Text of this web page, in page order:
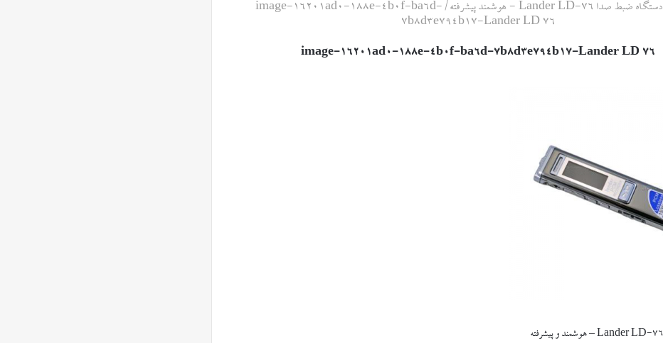
دستگاه ضبط صدا Lander LD-76 - هوشمند پیشرفته /
image-16201ad0-188e-4b0f-ba6d-
7b8d3e794b17-Lander LD 76
image-16201ad0-188e-4b0f-ba6d-7b8d3e794b17-Lander LD 76